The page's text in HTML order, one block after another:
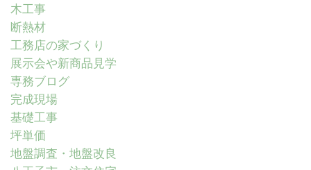
木工事
断熱材
工務店の家づくり
展示会や新商品見学
専務ブログ
完成現場
基礎工事
坪単価
地盤調査・地盤改良